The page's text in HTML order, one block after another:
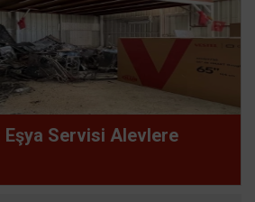
Eşya Servisi Alevlere